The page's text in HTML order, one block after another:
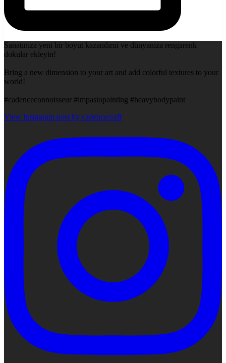
Sanatınıza yeni bir boyut kazandırın ve dünyanıza rengarenk
dokular ekleyin!
Bring a new dimension to your art and add colorful textures to your
world!
#cadenceconnoisseur #impastopainting #heavybodypaint
View Instagram post by cadencecraft